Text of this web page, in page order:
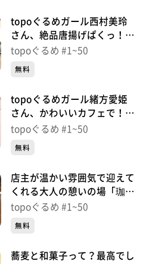
topoぐるめガール西村美玲
さん、絶品唐揚げぱくっ！
「そば処登喜和」（太白区泉
topoぐるめ #1~50
無料
topoぐるめガール緒方愛姫
さん、かわいいカフェで！
「Cafe MythiQue」（青葉区
topoぐるめ #1~50
無料
店主が温かい雰囲気で迎えて
くれる大人の憩いの場「珈琲
ふうぜ」（青葉区中央）＃
topoぐるめ #1~50
無料
蕎麦と和菓子って？最高でし